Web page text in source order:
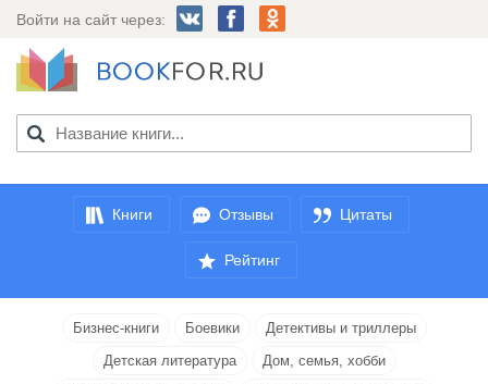
Войти на сайт через:
Книги Отзывы Цитаты
Рейтинг
Бизнес-книги Боевики
Детективы и триллеры
Детская литература
Дом, семья, хобби